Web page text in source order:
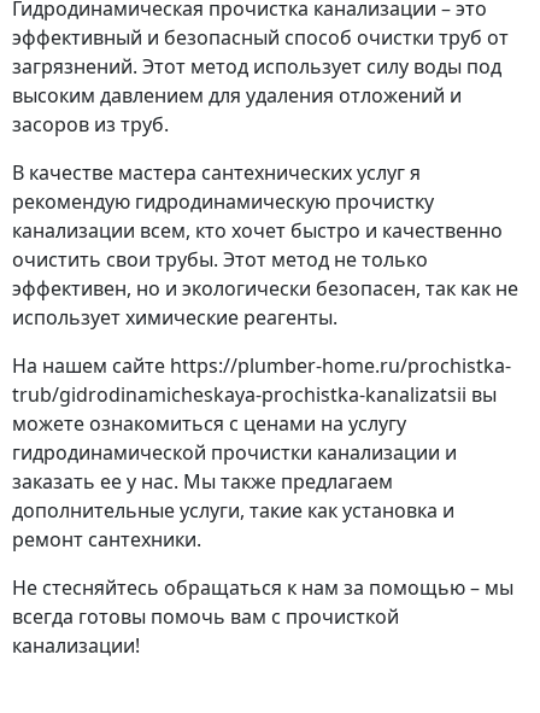
Гидродинамическая прочистка канализации – это
эффективный и безопасный способ очистки труб от
загрязнений. Этот метод использует силу воды под
высоким давлением для удаления отложений и
засоров из труб.
В качестве мастера сантехнических услуг я
рекомендую гидродинамическую прочистку
канализации всем, кто хочет быстро и качественно
очистить свои трубы. Этот метод не только
эффективен, но и экологически безопасен, так как не
использует химические реагенты.
На нашем сайте https://plumber-home.ru/prochistka-
trub/gidrodinamicheskaya-prochistka-kanalizatsii вы
можете ознакомиться с ценами на услугу
гидродинамической прочистки канализации и
заказать ее у нас. Мы также предлагаем
дополнительные услуги, такие как установка и
ремонт сантехники.
Не стесняйтесь обращаться к нам за помощью – мы
всегда готовы помочь вам с прочисткой
канализации!